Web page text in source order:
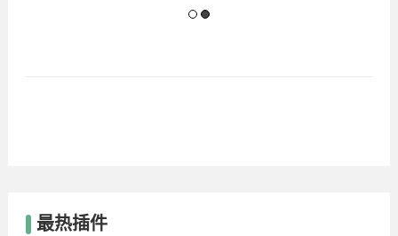
最热插件